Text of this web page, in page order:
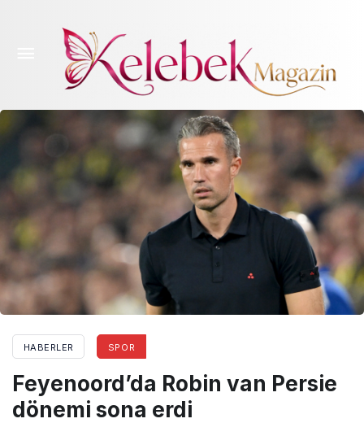
HABERLER SPOR
Feyenoord’da Robin van Persie
dönemi sona erdi